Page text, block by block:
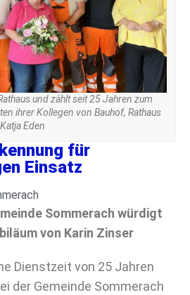
und zählt seit 25 Jahren zum
ihrer Kollegen von Bauhof, Rathaus
Eden
für
Einsatz
Sommerach würdigt
von Karin Zinser
Dienstzeit von 25 Jahren
der Gemeinde Sommerach